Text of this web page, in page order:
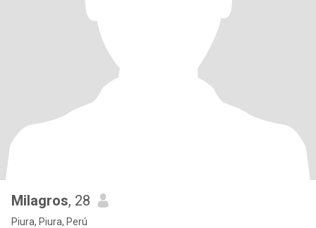
Milagros, 28
Piura, Piura, Perú